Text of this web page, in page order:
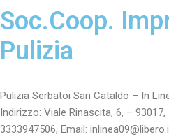
Soc.Coop.
Pulizia
Pulizia Serbatoi San Cataldo – In
Indirizzo: Viale Rinascita, 6, –
3333947506, Email: